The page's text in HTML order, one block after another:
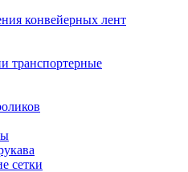
конвейерных лент
транспортерные
сетки